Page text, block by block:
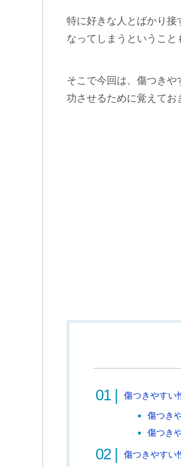
特に好きな人とばかり接
なってしまうということ
そこで今回は、傷つき
功させるために覚えてお
傷つきやすい
傷つき
傷つき
傷つきやすい